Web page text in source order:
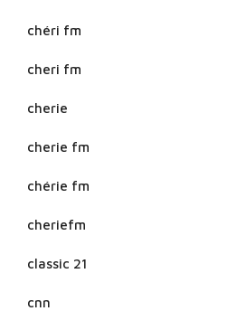
chéri fm
cheri fm
cherie
cherie fm
chérie fm
cheriefm
classic 21
cnn